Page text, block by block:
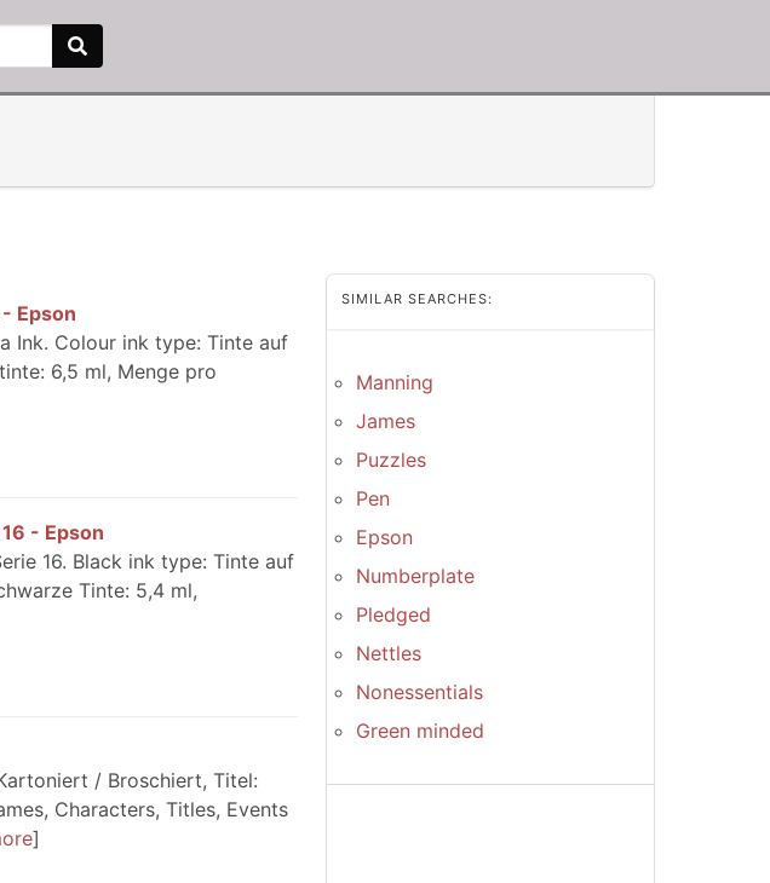
Epson
Ink. Colour ink type: Tinte auf
6,5 ml, Menge pro
- Epson
16. Black ink type: Tinte auf
Tinte: 5,4 ml,
/ Broschiert, Titel:
Characters, Titles, Events
SIMILAR SEARCHES:
Manning
James
Puzzles
Pen
Epson
Numberplate
Pledged
Nettles
Nonessentials
Green minded